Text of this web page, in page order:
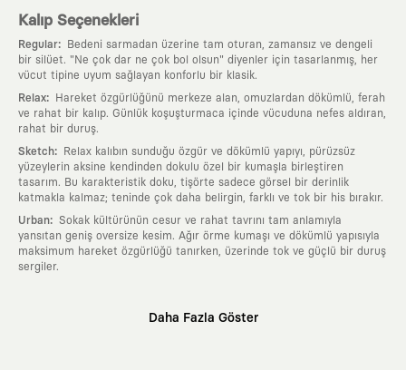
Kalıp Seçenekleri
Regular:
Bedeni sarmadan üzerine tam oturan, zamansız ve dengeli
bir silüet. "Ne çok dar ne çok bol olsun" diyenler için tasarlanmış, her
vücut tipine uyum sağlayan konforlu bir klasik.
Relax:
Hareket özgürlüğünü merkeze alan, omuzlardan dökümlü, ferah
ve rahat bir kalıp. Günlük koşuşturmaca içinde vücuduna nefes aldıran,
rahat bir duruş.
Sketch:
Relax kalıbın sunduğu özgür ve dökümlü yapıyı, pürüzsüz
yüzeylerin aksine kendinden dokulu özel bir kumaşla birleştiren
tasarım. Bu karakteristik doku, tişörte sadece görsel bir derinlik
katmakla kalmaz; teninde çok daha belirgin, farklı ve tok bir his bırakır.
Urban: Sokak kültürünün cesur ve rahat tavrını tam anlamıyla
yansıtan geniş oversize kesim. Ağır örme kumaşı ve dökümlü yapısıyla
maksimum hareket özgürlüğü tanırken, üzerinde tok ve güçlü bir duruş
sergiler.
Daha Fazla Göster